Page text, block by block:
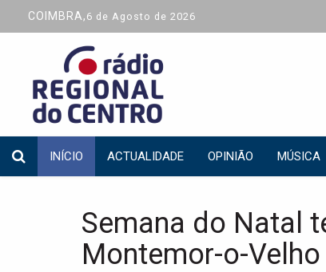
COIMBRA, 6 de Agosto de 2026
INÍCIO ACTUALIDADE OPINIÃO MÚSICA
Semana do Natal
Montemor-o-Velho